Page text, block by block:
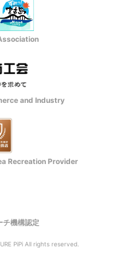
and Industry
Recreation Provider
チ機構認定
PiPi All rights reserved.